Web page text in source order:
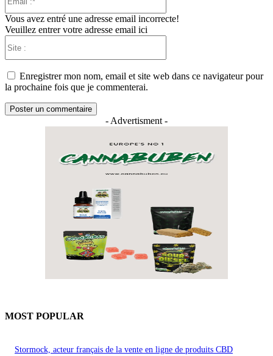
Vous avez entré une adresse email incorrecte!
Veuillez entrer votre adresse email ici
Enregistrer mon nom, email et site web dans ce navigateur pour
la prochaine fois que je commenterai.
- Advertisment -
MOST POPULAR
Stormock, acteur français de la vente en ligne de produits CBD